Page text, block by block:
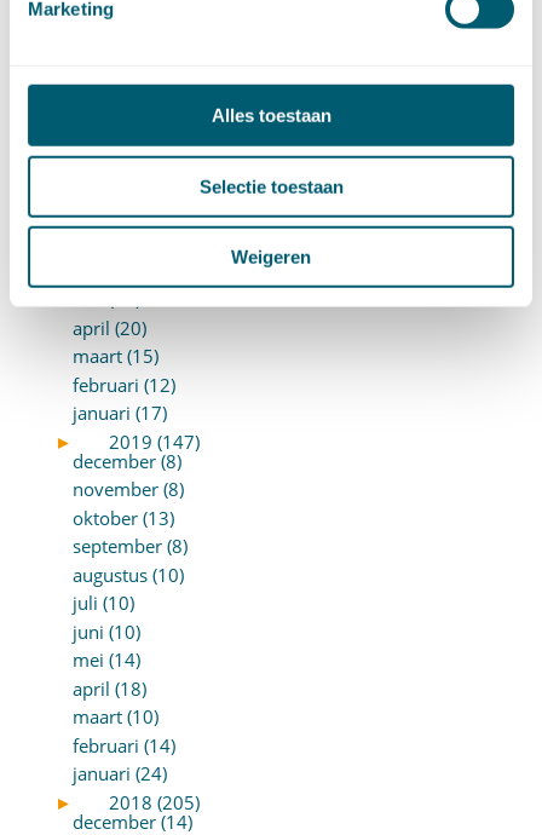
Marketing
Alles toestaan
Selectie toestaan
Weigeren
februari (11)
►
2020 (154)
oktober (14)
augustus (2)
april (20)
maart (15)
februari (12)
januari (17)
►
2019 (147)
december (8)
november (8)
oktober (13)
september (8)
augustus (10)
juli (10)
juni (10)
mei (14)
april (18)
maart (10)
februari (14)
januari (24)
►
2018 (205)
december (14)